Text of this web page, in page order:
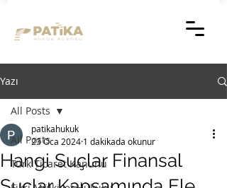
Yazı
All Posts
Türk Ticaret Kanunu
All Posts
Hangi Suçlar Finansal
patikahukuk
23 Oca 2024 1 dakikada okunur